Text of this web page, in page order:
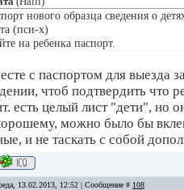
нового образца сведения о
(пси-х)
на ребенка паспорт.
с паспортом для выезда
чтоб подтвердить что
есть целый лист "дети", но
можно было бы
и не таскать с собой
13.02.2013, 12:52 | Сообщение # 108